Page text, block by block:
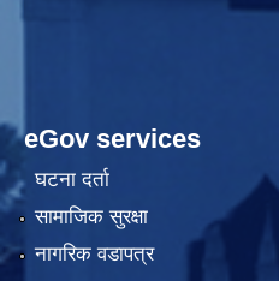
eGov services
घटना दर्ता
सामाजिक सुरक्षा
नागरिक वडापत्र